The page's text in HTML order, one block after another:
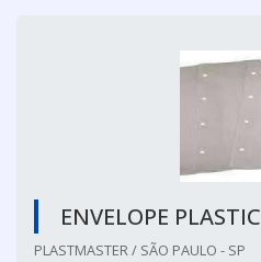
ENVELOPE
PLASTMASTER / SÃO PAULO - SP